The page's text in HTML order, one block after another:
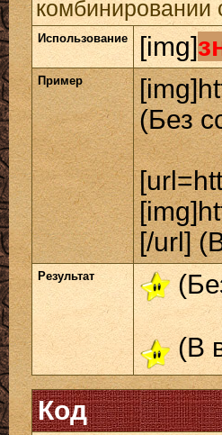
комбинировании
Использование [img]
Пример
(Без
[/url]
Результат
(В
Код